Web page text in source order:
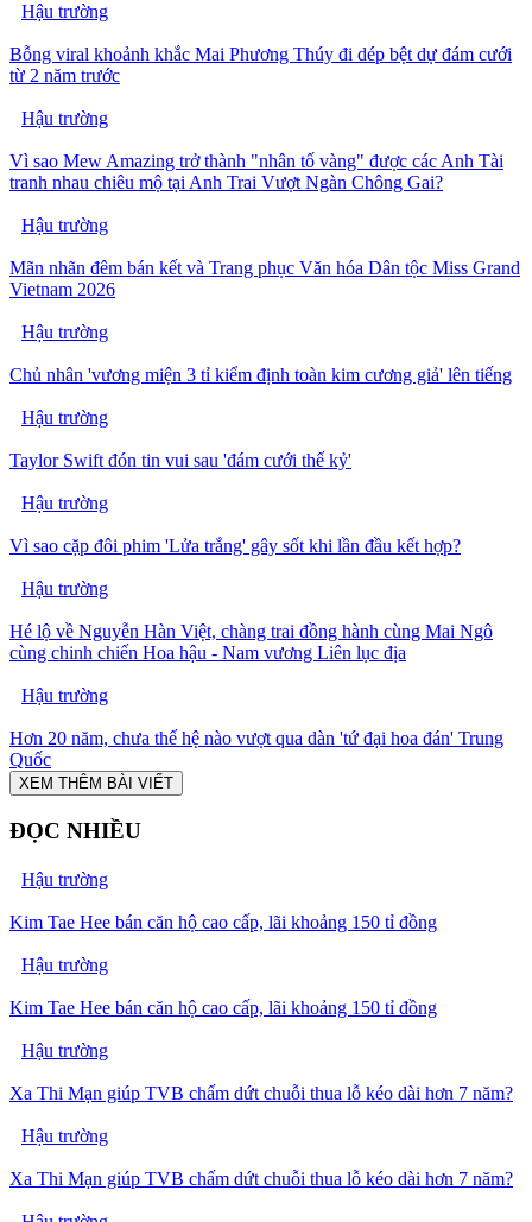
Hậu trường
Bỗng viral khoảnh khắc Mai Phương Thúy đi dép bệt dự đám cưới
từ 2 năm trước
Hậu trường
Vì sao Mew Amazing trở thành "nhân tố vàng" được các Anh Tài
tranh nhau chiêu mộ tại Anh Trai Vượt Ngàn Chông Gai?
Hậu trường
Mãn nhãn đêm bán kết và Trang phục Văn hóa Dân tộc Miss Grand
Vietnam 2026
Hậu trường
Chủ nhân 'vương miện 3 tỉ kiểm định toàn kim cương giả' lên tiếng
Hậu trường
Taylor Swift đón tin vui sau 'đám cưới thế kỷ'
Hậu trường
Vì sao cặp đôi phim 'Lửa trắng' gây sốt khi lần đầu kết hợp?
Hậu trường
Hé lộ về Nguyễn Hàn Việt, chàng trai đồng hành cùng Mai Ngô
cùng chinh chiến Hoa hậu - Nam vương Liên lục địa
Hậu trường
Hơn 20 năm, chưa thế hệ nào vượt qua dàn 'tứ đại hoa đán' Trung
Quốc
XEM THÊM BÀI VIẾT
ĐỌC NHIỀU
Hậu trường
Kim Tae Hee bán căn hộ cao cấp, lãi khoảng 150 tỉ đồng
Hậu trường
Kim Tae Hee bán căn hộ cao cấp, lãi khoảng 150 tỉ đồng
Hậu trường
Xa Thi Mạn giúp TVB chấm dứt chuỗi thua lỗ kéo dài hơn 7 năm?
Hậu trường
Xa Thi Mạn giúp TVB chấm dứt chuỗi thua lỗ kéo dài hơn 7 năm?